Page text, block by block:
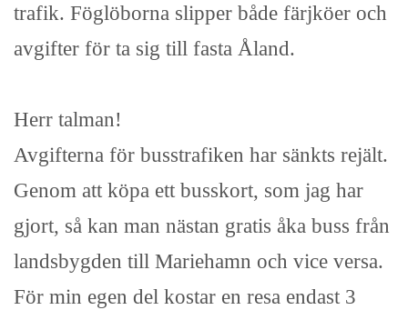
trafik. Föglöborna slipper både färjköer och
avgifter för ta sig till fasta Åland.
Herr talman!
Avgifterna för busstrafiken har sänkts rejält.
Genom att köpa ett busskort, som jag har
gjort, så kan man nästan gratis åka buss från
landsbygden till Mariehamn och vice versa.
För min egen del kostar en resa endast 3